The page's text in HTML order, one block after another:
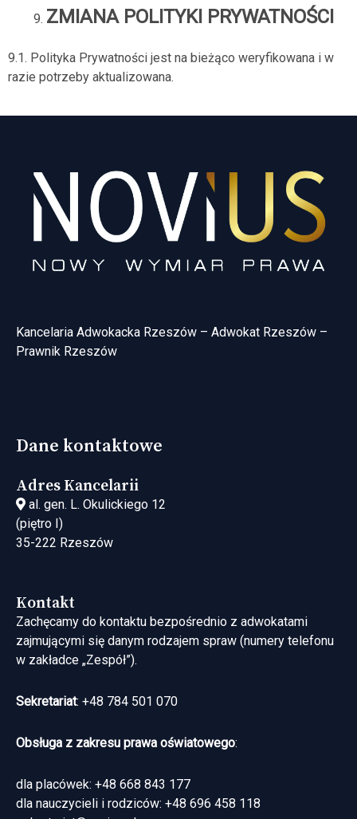
ZMIANA POLITYKI PRYWATNOŚCI
9.1. Polityka Prywatności jest na bieżąco weryfikowana i w
razie potrzeby aktualizowana.
Kancelaria Adwokacka Rzeszów – Adwokat Rzeszów –
Prawnik Rzeszów
Dane kontaktowe
Adres Kancelarii
al. gen. L. Okulickiego 12
(piętro I)
35-222 Rzeszów
Kontakt
Zachęcamy do kontaktu bezpośrednio z adwokatami
zajmującymi się danym rodzajem spraw (numery telefonu
w zakładce „Zespół”).
Sekretariat: +48 784 501 070
Obsługa z zakresu prawa oświatowego:
dla placówek: +48 668 843 177
dla nauczycieli i rodziców: +48 696 458 118